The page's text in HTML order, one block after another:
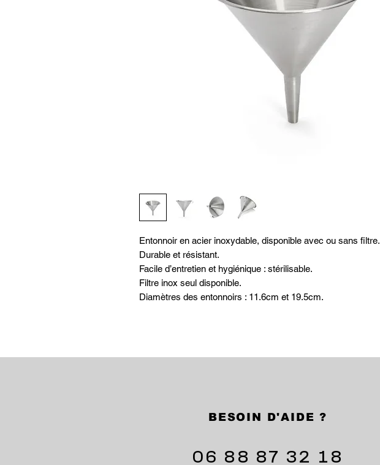
Entonnoir en acier inoxydable, disponible avec ou sans filtre.
Durable et résistant.
Facile d’entretien et hygiénique : stérilisable.
Filtre inox seul disponible.
Diamètres des entonnoirs : 11.6cm et 19.5cm.
BESOIN D'AIDE ?
06 88 87 32 18